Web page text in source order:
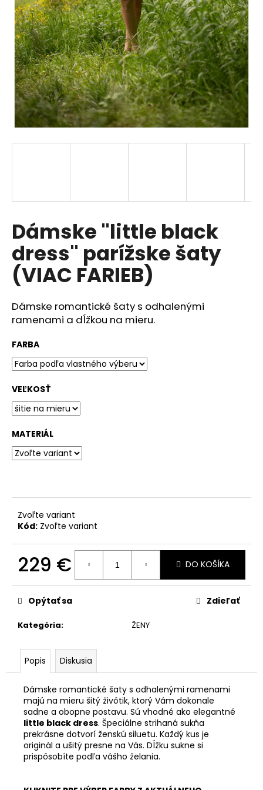
Dámske "little black
dress" parížske šaty
(VIAC FARIEB)
Dámske romantické šaty s odhalenými
ramenami a dĺžkou na mieru.
FARBA
VEĽKOSŤ
MATERIÁL
Zvoľte variant
Kód: Zvoľte variant
229 €
cena:
DO KOŠÍKA
Kategória: ŽENY
Opýtať sa Zdieľať
Popis Diskusia
Dámske romantické šaty s odhalenými ramenami
majú na mieru šitý živôtik, ktorý Vám dokonale
sadne a obopne postavu. Sú vhodné ako elegantné
little black dress. Špeciálne strihaná sukňa
prekrásne dotvorí ženskú siluetu. Každý kus je
originál a ušitý presne na Vás. Dĺžku sukne si
prispôsobíte podľa vášho želania.
á
j
s
ť
?
d
o
r
ú
č
a
m
e
VÝPREDAJ
VZORIEK
56
€
Pôvodne:
75
€